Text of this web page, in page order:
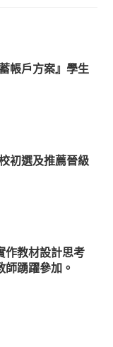
帳戶方案』學生
初選及推薦晉級
作教材設計思考
踴躍參加。